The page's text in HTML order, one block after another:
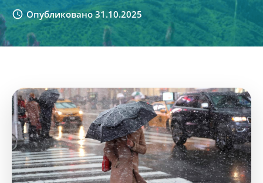
Опубликовано 31.10.2025